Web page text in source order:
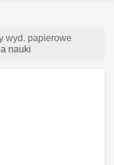
wyd. papierowe
nauki